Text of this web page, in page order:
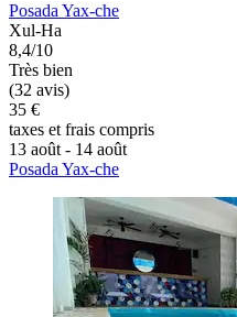
Posada Yax-che
Xul-Ha
8,4/10
Très bien
(32 avis)
35 €
taxes et frais compris
13 août - 14 août
Posada Yax-che